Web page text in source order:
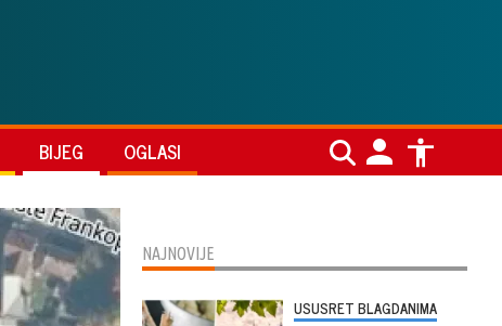
BIJEG OGLASI
NAJNOVIJE
USUSRET BLAGDANIMA